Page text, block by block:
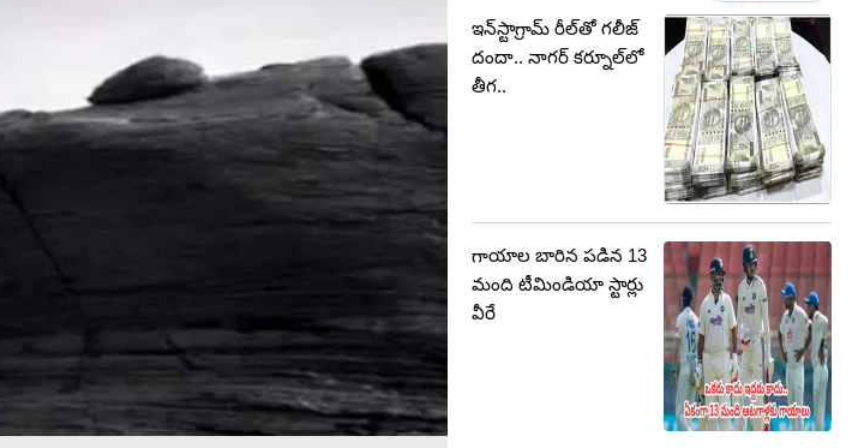
ఇన్‌స్టాగ్రామ్‌ రీల్‌తో గలీజ్
దందా.. నాగర్ కర్నూల్‌లో
తీగ..
గాయాల బారిన పడిన 13
మంది టీమిండియా స్టార్లు
వీరే